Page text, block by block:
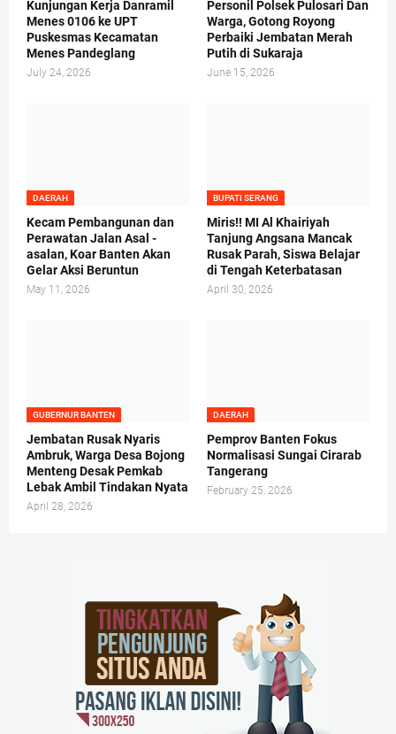
Kunjungan Kerja Danramil
Menes 0106 ke UPT
Puskesmas Kecamatan
Menes Pandeglang
July 24, 2026
Personil Polsek Pulosari Dan
Warga, Gotong Royong
Perbaiki Jembatan Merah
Putih di Sukaraja
June 15, 2026
DAERAH
Kecam Pembangunan dan
Perawatan Jalan Asal -
asalan, Koar Banten Akan
Gelar Aksi Beruntun
May 11, 2026
BUPATI SERANG
Miris!! MI Al Khairiyah
Tanjung Angsana Mancak
Rusak Parah, Siswa Belajar
di Tengah Keterbatasan
April 30, 2026
GUBERNUR BANTEN
Jembatan Rusak Nyaris
Ambruk, Warga Desa Bojong
Menteng Desak Pemkab
Lebak Ambil Tindakan Nyata
April 28, 2026
DAERAH
Pemprov Banten Fokus
Normalisasi Sungai Cirarab
Tangerang
February 25, 2026